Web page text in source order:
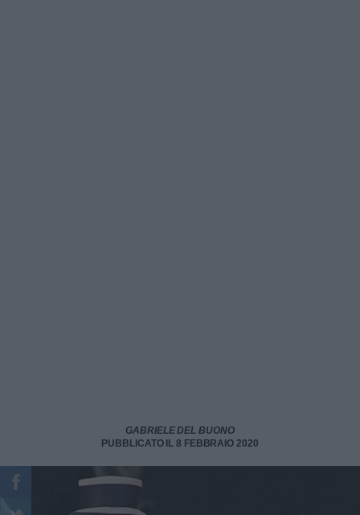
GABRIELE DEL BUONO
PUBBLICATO IL 8 FEBBRAIO 2020